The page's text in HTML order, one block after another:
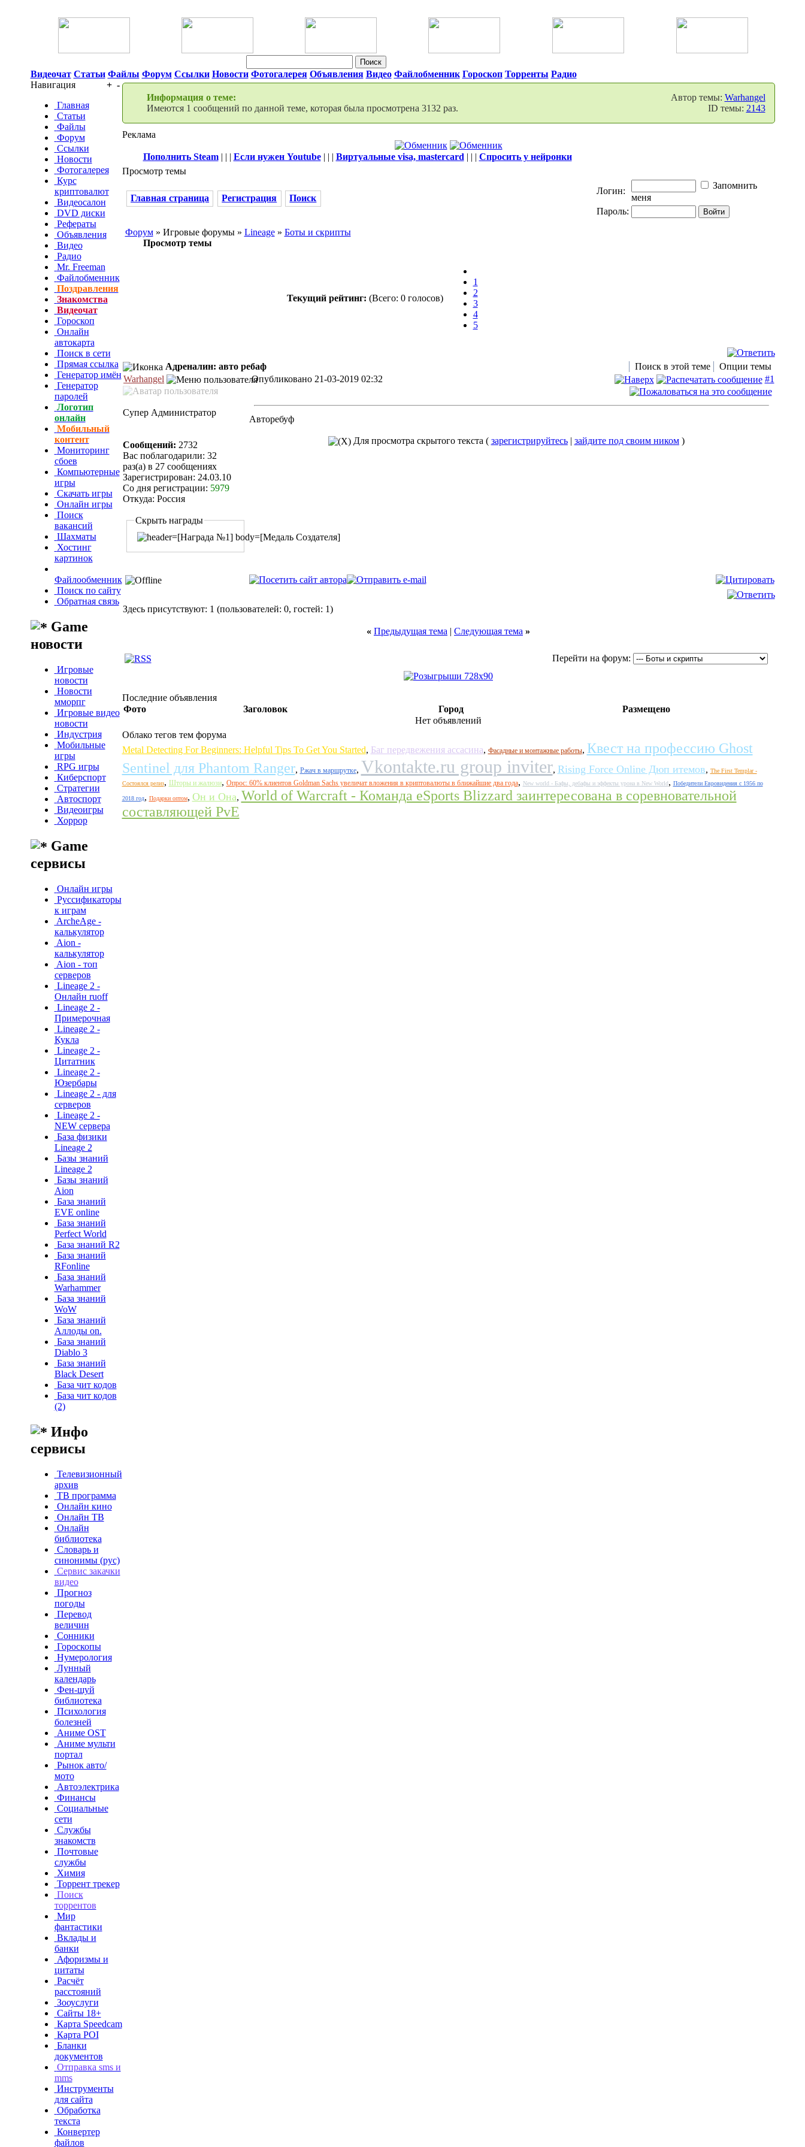
Видеочат Статьи Файлы Форум Ссылки Новости Фотогалерея Объявления Видео Файлобменник Гороскоп Торренты Радио
Навигация
+ -
Главная
Статьи
Файлы
Форум
Ссылки
Новости
Фотогалерея
Курс
криптовалют
Видеосалон
DVD диски
Рефераты
Объявления
Видео
Радио
Mr. Freeman
Файлобменник
Поздравления
Знакомства
Видеочат
Гороскоп
Онлайн
автокарта
Поиск в сети
Прямая ссылка
Генератор имён
Генератор
паролей
Логотип
онлайн
Мобильный
контент
Мониторинг
сбоев
Компьютерные
игры
Скачать игры
Онлайн игры
Поиск
вакансий
Шахматы
Хостинг
картинок
Файлообменник
Поиск по сайту
Обратная связь
Game
новости
Игровые
новости
Новости
мморпг
Игровые видео
новости
Индустрия
Мобильные
игры
RPG игры
Киберспорт
Стратегии
Автоспорт
Видеоигры
Хоррор
Game
сервисы
Онлайн игры
Руссификаторы
к играм
ArcheAge -
калькулятор
Aion -
калькулятор
Aion - топ
серверов
Lineage 2 -
Онлайн ruoff
Lineage 2 -
Примерочная
Lineage 2 -
Кукла
Lineage 2 -
Цитатник
Lineage 2 -
Юзербары
Lineage 2 - для
серверов
Lineage 2 -
NEW сервера
База физики
Lineage 2
Базы знаний
Lineage 2
Базы знаний
Aion
База знаний
EVE online
База знаний
Perfect World
База знаний R2
База знаний
RFonline
База знаний
Warhammer
База знаний
WoW
База знаний
Аллоды on.
База знаний
Diablo 3
База знаний
Black Desert
База чит кодов
База чит кодов
(2)
Инфо
сервисы
Телевизионный
архив
ТВ программа
Онлайн кино
Онлайн ТВ
Онлайн
библиотека
Словарь и
синонимы (рус)
Сервис закачки
видео
Прогноз
погоды
Перевод
величин
Сонники
Гороскопы
Нумерология
Лунный
календарь
Фен-шуй
библиотека
Психология
болезней
Аниме OST
Аниме мульти
портал
Рынок авто/
мото
Автоэлектрика
Финансы
Социальные
сети
Службы
знакомств
Почтовые
службы
Химия
Торрент трекер
Поиск
торрентов
Мир
фантастики
Вклады и
банки
Афоризмы и
цитаты
Расчёт
расстояний
Зооуслуги
Сайты 18+
Карта Speedcam
Карта POI
Бланки
документов
Отправка sms и
mms
Инструменты
для сайта
Обработка
текста
Конвертер
файлов
Автор темы: Warhangel
ID темы: 2143
Информация о теме:
Имеются 1 сообщений по данной теме, которая была просмотрена 3132 раз.
Реклама
Пополнить Steam| | | Если нужен Youtube| | | Виртуальные visa, mastercard | | | Спросить у нейронки
Просмотр темы
Главная страница Регистрация Поиск
Логин:
Запомнить
меня
Пароль:
Форум» Игровые форумы » Lineage» Боты и скрипты
Просмотр темы
Текущий рейтинг: (Всего: 0 голосов)
1
2
3
4
5
Поиск в этой теме Опции темы
Адреналин: авто ребаф
Warhangel
#1
Опубликовано 21-03-2019 02:32
Супер Администратор
Сообщений: 2732
Вас поблагодарили: 32
раз(а) в 27 сообщениях
Зарегистрирован: 24.03.10
Со дня регистрации: 5979
Откуда: Россия
Скрыть награды
Авторебуф
Для просмотра скрытого текста ( зарегистрируйтесь| зайдите под своим ником)
Здесь присутствуют: 1 (пользователей: 0, гостей: 1)
« Предыдущая тема | Следующая тема »
Перейти на форум:
Последние объявления
Фото
Заголовок Город
Размещено
Нет объявлений
Облако тегов тем форума
Metal Detecting For Beginners: Helpful Tips To Get You Started, Баг передвежения ассасина, Фасадные и монтажные работы, Квест на профессию Ghost
Sentinel для Phantom Ranger, Ржач в маршрутке, Vkontakte.ru group inviter, Rising Force Online Дюп итемов, The First Templar -
Состоялся релиз, Шторы и жалюзи, Опрос: 60% клиентов Goldman Sachs увеличат вложения в криптовалюты в ближайшие два года, New world - Бафы, дебафы и эффекты урона в New World, Победители Евровидения с 1956 по
2018 год, Подарки оптом, Он и Она, World of Warcraft - Команда eSports Blizzard заинтересована в соревновательной
составляющей PvE